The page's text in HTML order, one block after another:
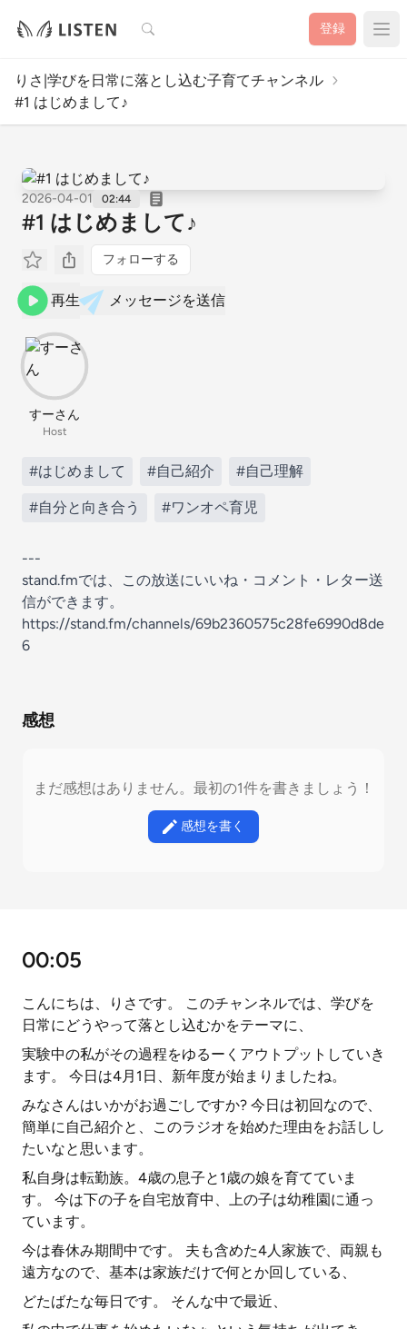
検索 登録
りさ|学びを日常に落とし込む子育てチャンネル
#1 はじめまして♪
2026-04-01 02:44
#1 はじめまして♪
フォローする
再生 メッセージを送信
すーさん
Host
#はじめまして #自己紹介 #自己理解
#自分と向き合う #ワンオペ育児
---
stand.fmでは、この放送にいいね・コメント・レター送
信ができます。
https://stand.fm/channels/69b2360575c28fe6990d8de
6
感想
まだ感想はありません。最初の1件を書きましょう！
感想を書く
00:05
こんにちは、りさです。 このチャンネルでは、学びを
日常にどうやって落とし込むかをテーマに、
実験中の私がその過程をゆるーくアウトプットしていき
ます。 今日は4月1日、新年度が始まりましたね。
みなさんはいかがお過ごしですか? 今日は初回なので、
簡単に自己紹介と、このラジオを始めた理由をお話しし
たいなと思います。
私自身は転勤族。4歳の息子と1歳の娘を育てていま
す。 今は下の子を自宅放育中、上の子は幼稚園に通っ
ています。
今は春休み期間中です。 夫も含めた4人家族で、両親も
遠方なので、基本は家族だけで何とか回している、
どたばたな毎日です。 そんな中で最近、